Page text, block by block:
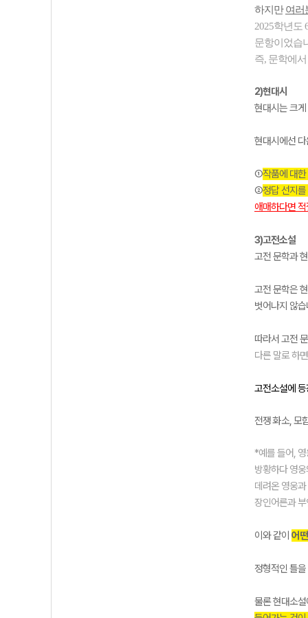
하지만여러
2025학년도
문항이었습
즉, 문학에
2)현대시
현대시는 크
현대시에선
①작품에 대
②정답 선지
애매하다면
3)고전소설
고전 문학과
고전 문학은
벗어나지 않
따라서 고전
다른 말로 하
고전소설에
전쟁 화소, 모
*예를 들어,
방황하다 영
데려온 영웅
장인어른과
이와 같이 어
정형적인 틀
물론 현대소